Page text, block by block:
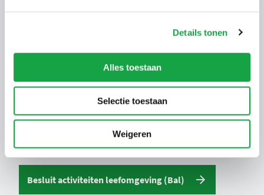
Details tonen
Alles toestaan
Selectie toestaan
Weigeren
maand weten aan u en de grondeigenaar. We geven
Komgrenzen Houtopstanden
Natura 2000-gebieden
Besluit activiteiten leefomgeving (Bal)